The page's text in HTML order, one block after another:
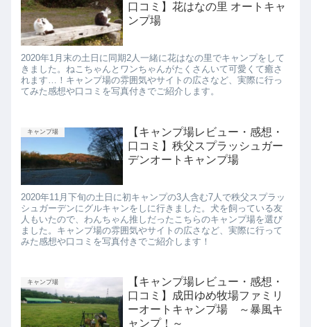
口コミ】花はなの里 オートキャ
ンプ場
2020年1月末の土日に同期2人一緒に花はなの里でキャンプをして
きました。ねこちゃんとワンちゃんがたくさんいて可愛くて癒さ
れます…！キャンプ場の雰囲気やサイトの広さなど、実際に行っ
てみた感想や口コミを写真付きでご紹介します。
キャンプ場
【キャンプ場レビュー・感想・
口コミ】秩父スプラッシュガー
デンオートキャンプ場
2020年11月下旬の土日に初キャンプの3人含む7人で秩父スプラッ
シュガーデンにグルキャンをしに行きました。犬を飼っている友
人もいたので、わんちゃん推しだったこちらのキャンプ場を選び
ました。キャンプ場の雰囲気やサイトの広さなど、実際に行って
みた感想や口コミを写真付きでご紹介します！
キャンプ場
【キャンプ場レビュー・感想・
口コミ】成田ゆめ牧場ファミリ
ーオートキャンプ場 ～暴風キ
ャンプ！～